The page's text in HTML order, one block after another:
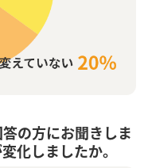
の方にお聞きしま
化しましたか。